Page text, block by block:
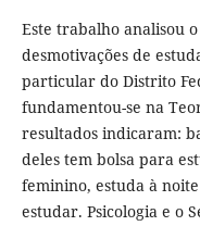
Este trabalho analisou
desmotivações de
particular do Distrito
fundamentou-se na
resultados indicaram:
deles tem bolsa para
feminino, estuda à
estudar. Psicologia e o